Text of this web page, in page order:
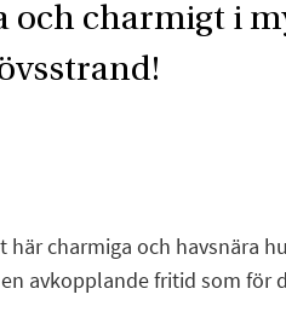
och charmigt i
charmiga och havsnära
avkopplande fritid som för